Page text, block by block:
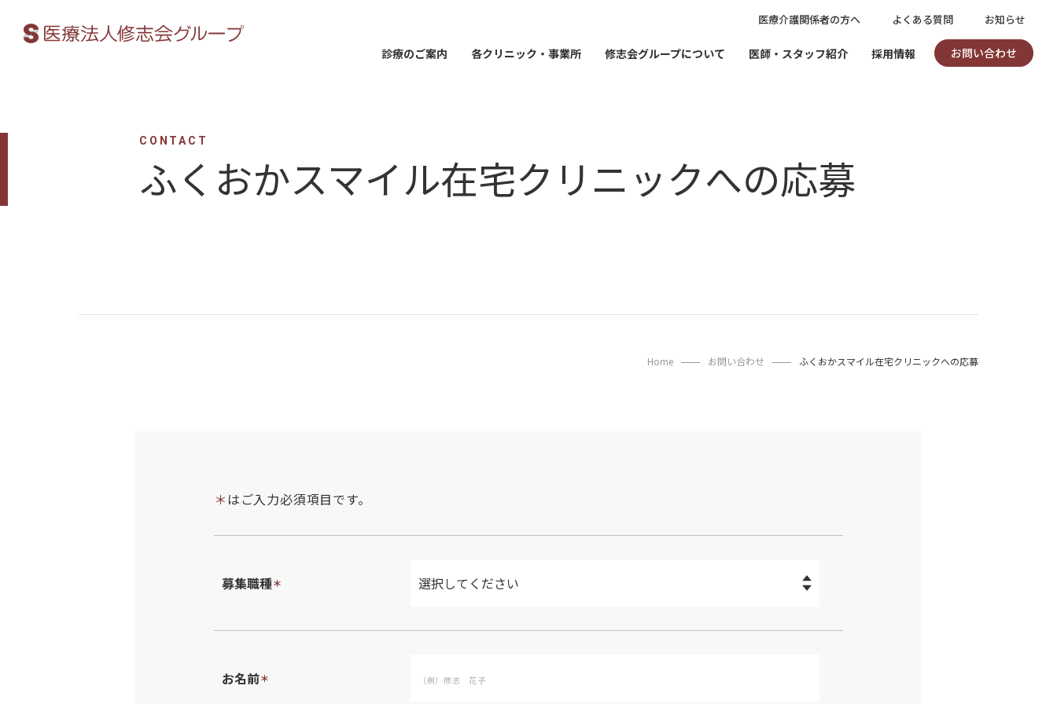
医療介護関係者の方へ よくある質問 お知らせ
診療のご案内 各クリニック・事業所 修志会グループについて 医師・スタッフ紹介 採用情報 お問い合わせ
CONTACT
ふくおかスマイル在宅クリニックへの応募
Home お問い合わせ ふくおかスマイル在宅クリニックへの応募
＊はご入力必須項目です。
募集職種＊
お名前＊